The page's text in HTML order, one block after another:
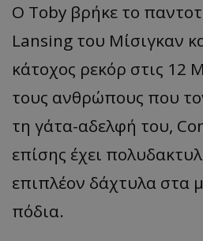
Ο Toby βρήκε το
Lansing του Μίσιγκαν
κάτοχος ρεκόρ στις 12
τους ανθρώπους που
τη γάτα-αδελφή του,
επίσης έχει
επιπλέον δάχτυλα στα
πόδια.